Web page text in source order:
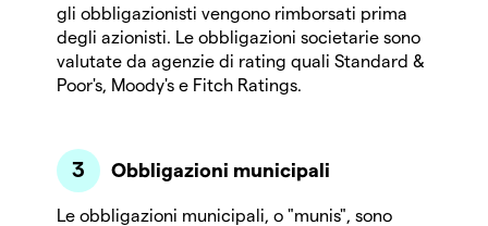
gli obbligazionisti vengono rimborsati prima
degli azionisti. Le obbligazioni societarie sono
valutate da agenzie di rating quali Standard &
Poor's, Moody's e Fitch Ratings.
Obbligazioni municipali
Le obbligazioni municipali, o "munis", sono